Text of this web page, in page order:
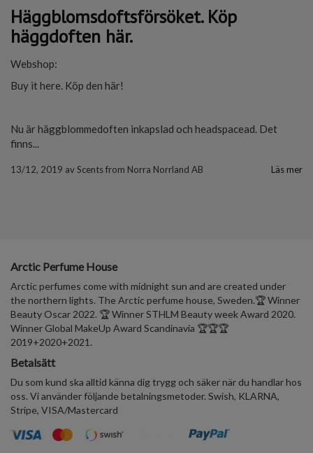
Häggblomsdoftsförsöket. Köp
häggdoften här.
Webshop:
Buy it here. Köp den här!
Nu är häggblommedoften inkapslad och headspacead. Det
finns...
13/12, 2019 avScents from Norra Norrland AB Läs mer
Arctic Perfume House
Arctic perfumes come with midnight sun and are created under
the northern lights. The Arctic perfume house, Sweden.🏆 Winner
Beauty Oscar 2022. 🏆 Winner STHLM Beauty week Award 2020.
Winner Global MakeUp Award Scandinavia 🏆🏆🏆
2019+2020+2021.
Betalsätt
Du som kund ska alltid känna dig trygg och säker när du handlar hos
oss. Vi använder följande betalningsmetoder. Swish, KLARNA,
Stripe, VISA/Mastercard